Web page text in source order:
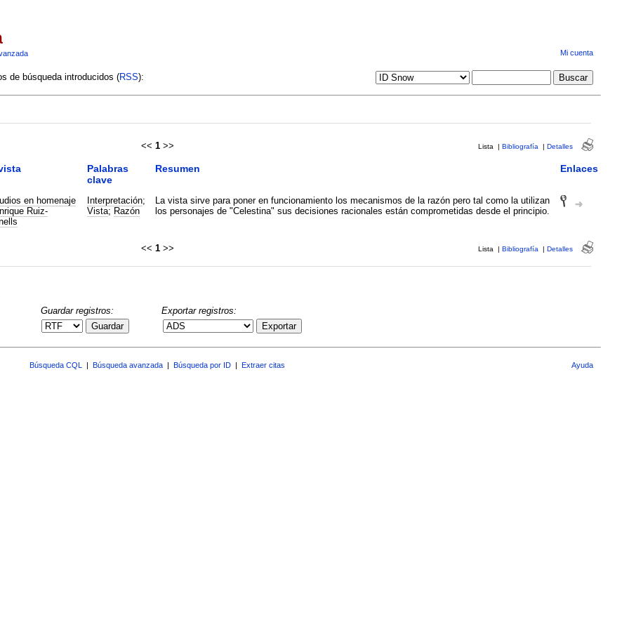
Mi cuenta
de búsqueda introducidos (RSS):
<< 1 >> Lista | Bibliografía | Detalles
Palabras
clave
Resumen Enlaces
en homenaje
Ruiz-
Interpretación;
Vista; Razón
La vista sirve para poner en funcionamiento los mecanismos de la razón pero tal como la utilizan
los personajes de "Celestina" sus decisiones racionales están comprometidas desde el principio.
<< 1 >> Lista | Bibliografía | Detalles
Guardar registros:
Guardar
Exportar registros:
Exportar
Búsqueda CQL Búsqueda avanzada Búsqueda por ID Extraer citas Ayuda